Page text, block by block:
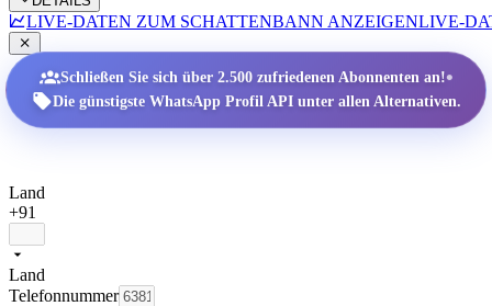
LIVE-DATEN ZUM SCHATTENBANN ANZEIGENLIVE-
Schließen Sie sich über 2.500 zufriedenen Abonnenten an!•
Die günstigste WhatsApp Profil API unter allen Alternativen.
Land
+91
Land
Telefonnummer